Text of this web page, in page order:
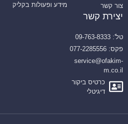
צור קשר
מידע ופעולות בקליק
יצירת קשר
טל': 09-763-8333
פקס: 077-2285556
service@ofakim-
m.co.il
כרטיס ביקור
דיגיטלי